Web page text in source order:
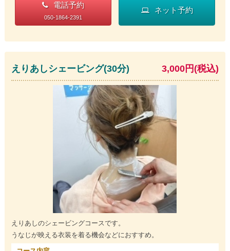
電話予約
050-1864-2391
ネット予約
えりあしシェービング(30分) 3,000円(税込)
えりあしのシェービングコースです。
うなじが映える衣装を着る機会などにおすすめ。